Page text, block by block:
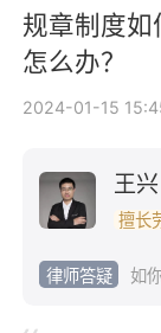
规章制度
怎么办？
2024-01-15
王兴
擅长
律师答疑 如